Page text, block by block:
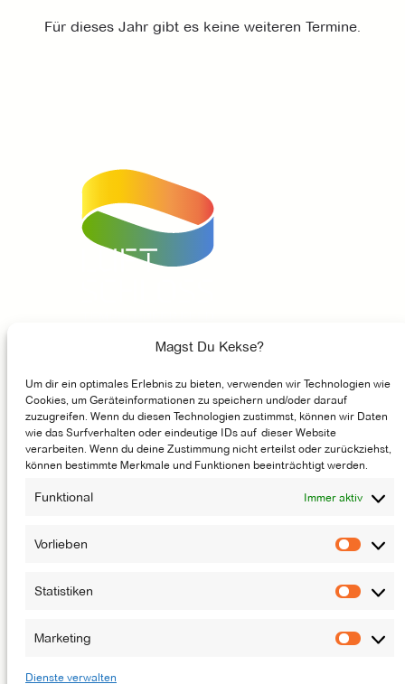
Magst Du Kekse?
Um dir ein optimales Erlebnis zu bieten, verwenden wir Technologien wie
Cookies, um Geräteinformationen zu speichern und/oder darauf
zuzugreifen. Wenn du diesen Technologien zustimmst, können wir Daten
wie das Surfverhalten oder eindeutige IDs auf dieser Website
verarbeiten. Wenn du deine Zustimmung nicht erteilst oder zurückziehst,
können bestimmte Merkmale und Funktionen beeinträchtigt werden.
Funktional Immer aktiv
Vorlieben
Statistiken
Marketing
Dienste verwalten
Für dieses Jahr gibt es keine weiteren Termine.
Unser Youtube-Kanal
GASTRONOMIE
MÖGLICHMACHER
ENTSTEHUNGSGESCHICHTE
KONTAKT